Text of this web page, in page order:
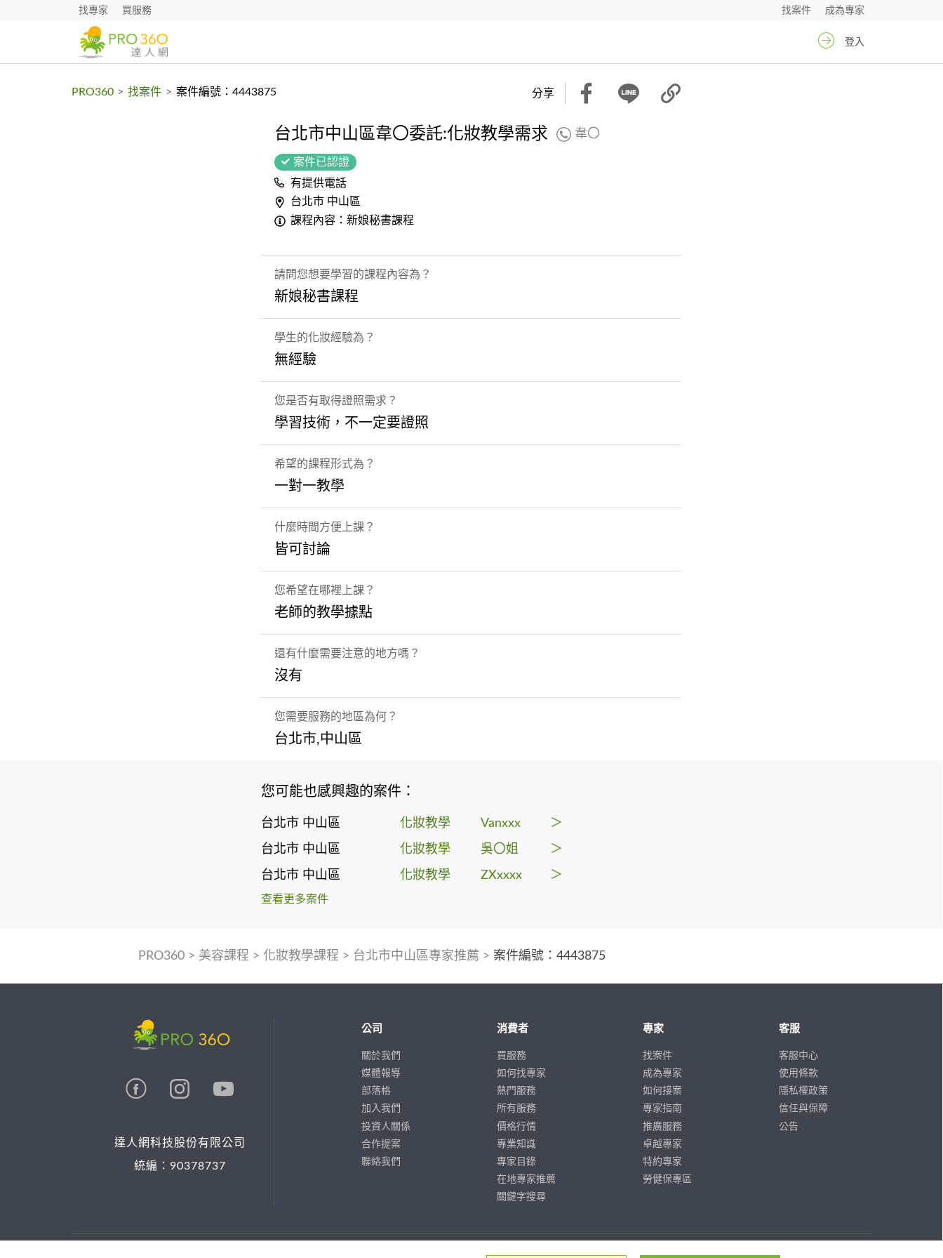
找專家 買服務 成為專家
找案件
登入
PRO360 > 找案件 > 案件編號：4443875 分享
台北市中山區韋〇委託:化妝教學需求 韋〇
案件已認證
有提供電話
台北市 中山區
課程內容：新娘秘書課程
請問您想要學習的課程內容為？
新娘秘書課程
學生的化妝經驗為？
無經驗
您是否有取得證照需求？
學習技術，不一定要證照
希望的課程形式為？
一對一教學
什麼時間方便上課？
皆可討論
您希望在哪裡上課？
老師的教學據點
還有什麼需要注意的地方嗎？
沒有
您需要服務的地區為何？
台北市,中山區
您可能也感興趣的案件：
台北市 中山區 化妝教學 Vanxxx ＞
台北市 中山區 化妝教學 吳〇姐 ＞
台北市 中山區 化妝教學 ZXxxxx ＞
查看更多案件
PRO360> 美容課程 > 化妝教學課程 > 台北市中山區專家推薦 > 案件編號：4443875
達人網科技股份有限公司
統編：90378737
公司
關於我們
媒體報導
部落格
加入我們
投資人關係
合作提案
聯絡我們
消費者
買服務
如何找專家
熱門服務
所有服務
價格行情
專業知識
專家目錄
在地專家推薦
關鍵字搜尋
專家
找案件
成為專家
如何接案
專家指南
推廣服務
卓越專家
特約專家
勞健保專區
客服
客服中心
使用條款
隱私權政策
信任與保障
公告